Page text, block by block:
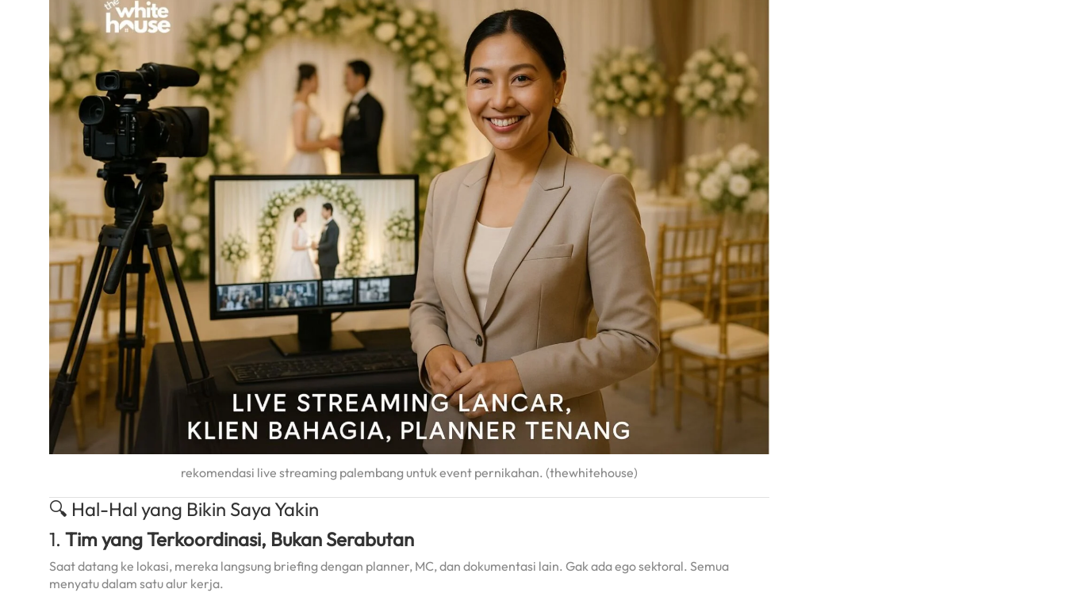
rekomendasi live streaming palembang untuk event pernikahan. (thewhitehouse)
🔍 Hal-Hal yang Bikin Saya Yakin
1. Tim yang Terkoordinasi, Bukan Serabutan
Saat datang ke lokasi, mereka langsung briefing dengan planner, MC, dan dokumentasi lain. Gak ada ego sektoral. Semua
menyatu dalam satu alur kerja.